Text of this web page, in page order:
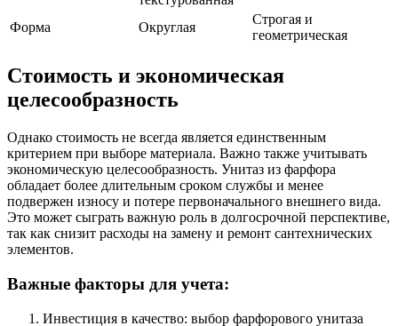
Форма
Округлая
Строгая и
геометрическая
Стоимость и экономическая
целесообразность
Однако стоимость не всегда является единственным
критерием при выборе материала. Важно также учитывать
экономическую целесообразность. Унитаз из фарфора
обладает более длительным сроком службы и менее
подвержен износу и потере первоначального внешнего вида.
Это может сыграть важную роль в долгосрочной перспективе,
так как снизит расходы на замену и ремонт сантехнических
элементов.
Важные факторы для учета:
Инвестиция в качество: выбор фарфорового унитаза